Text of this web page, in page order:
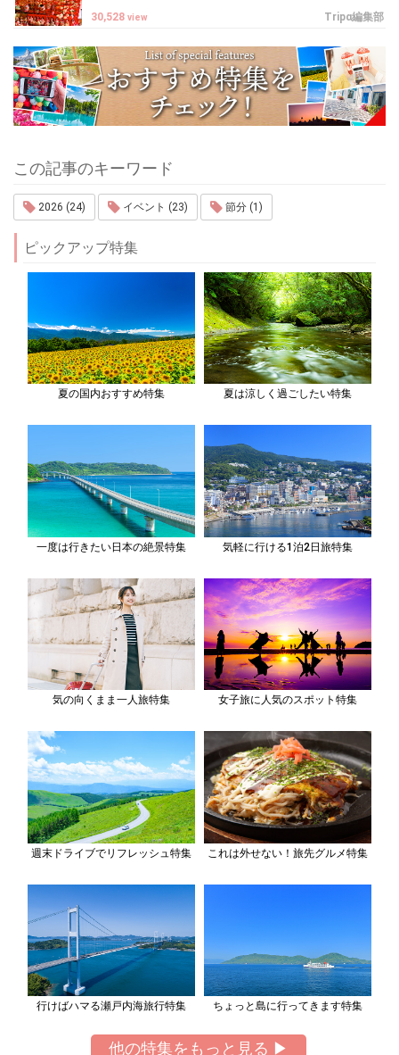
Tripα編集部
30,528 view
この記事のキーワード
2026 (24) イベント (23) 節分 (1)
ピックアップ特集
夏の国内おすすめ特集 夏は涼しく過ごしたい特集
一度は行きたい日本の絶景特集 気軽に行ける1泊2日旅特集
気の向くまま一人旅特集 女子旅に人気のスポット特集
週末ドライブでリフレッシュ特集 これは外せない！旅先グルメ特集
行けばハマる瀬戸内海旅行特集 ちょっと島に行ってきます特集
他の特集をもっと見る ▶